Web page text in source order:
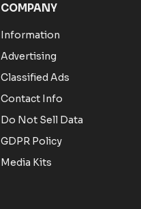
COMPANY
Information
Advertising
Classified Ads
Contact Info
Do Not Sell Data
GDPR Policy
Media Kits